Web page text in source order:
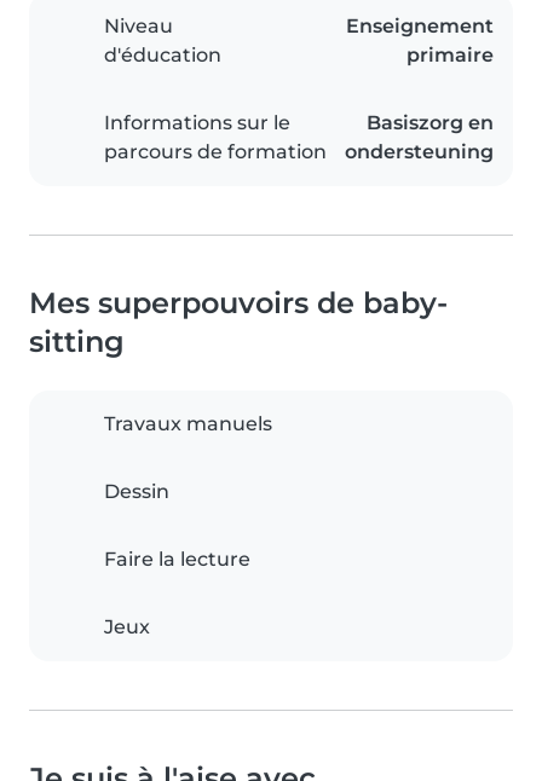
Niveau
d'éducation
Enseignement
primaire
Informations sur le
parcours de formation
Basiszorg en
ondersteuning
Mes superpouvoirs de baby-
sitting
Travaux manuels
Dessin
Faire la lecture
Jeux